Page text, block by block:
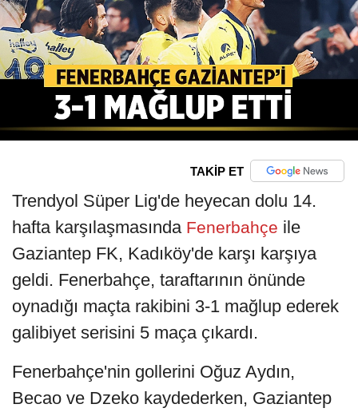
TAKİP ET
Trendyol Süper Lig'de heyecan dolu 14.
hafta karşılaşmasında Fenerbahçe ile
Gaziantep FK, Kadıköy'de karşı karşıya
geldi. Fenerbahçe, taraftarının önünde
oynadığı maçta rakibini 3-1 mağlup ederek
galibiyet serisini 5 maça çıkardı.
Fenerbahçe'nin gollerini Oğuz Aydın,
Becao ve Dzeko kaydederken, Gaziantep